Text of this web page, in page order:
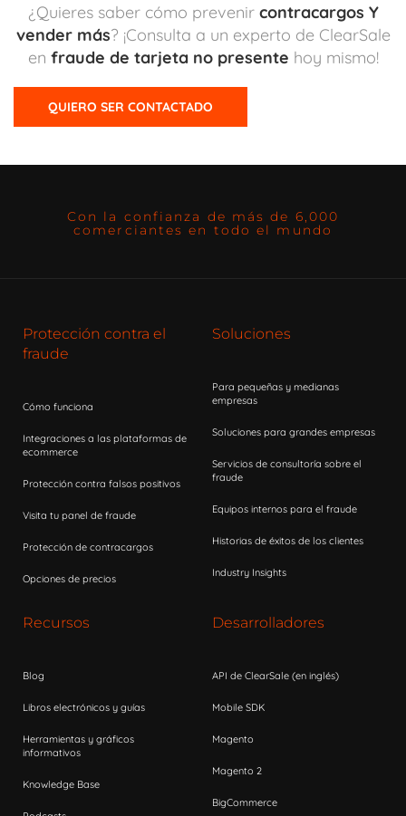
¿Quieres saber cómo prevenir contracargos Y
vender más? ¡Consulta a un experto de ClearSale
en fraude de tarjeta no presente hoy mismo!
QUIERO SER CONTACTADO
Con la confianza de más de 6,000
comerciantes en todo el mundo
Protección contra el
fraude
Cómo funciona
Integraciones a las plataformas de
ecommerce
Protección contra falsos positivos
Visita tu panel de fraude
Protección de contracargos
Opciones de precios
Soluciones
Para pequeñas y medianas
empresas
Soluciones para grandes empresas
Servicios de consultoría sobre el
fraude
Equipos internos para el fraude
Historias de éxitos de los clientes
Industry Insights
Recursos
Blog
Libros electrónicos y guías
Herramientas y gráficos
informativos
Knowledge Base
Desarrolladores
API de ClearSale (en inglés)
Mobile SDK
Magento
Magento 2
BigCommerce